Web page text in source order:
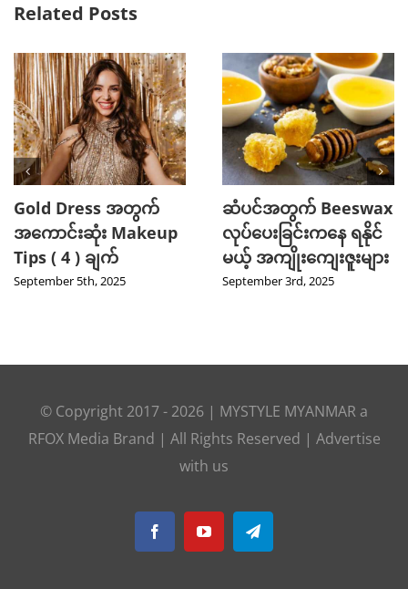
Related Posts
2025 TikTok မှာ Trend
ဖြစ်ခဲ့တဲ့ Hot Beauty
Product ( 5 ) မျိုး
August 27th, 2025
သင့်ဆံကေသာကို
ကျန်းမာသန်စွမ်းစေမယ့်
Curry Leaves ရဲ့
အံ့ဖွယ်နည်းလမ်း ၄ ခု
© Copyright 2017 - 2026|MYSTYLE MYANMARa
Brand | All Rights Reserved |